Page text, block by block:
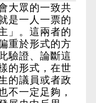
大眾的一致共
是一人一票的
」。這兩者的
重於形式的方
驗證、論斷這
的形式，在世
的議員或者政
不一定足夠，